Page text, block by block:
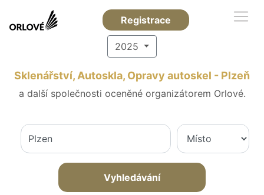
Registrace
2025
Sklenářství, Autoskla, Opravy autoskel - Plzeň
a další společnosti oceněné organizátorem Orlové.
Vyhledávání